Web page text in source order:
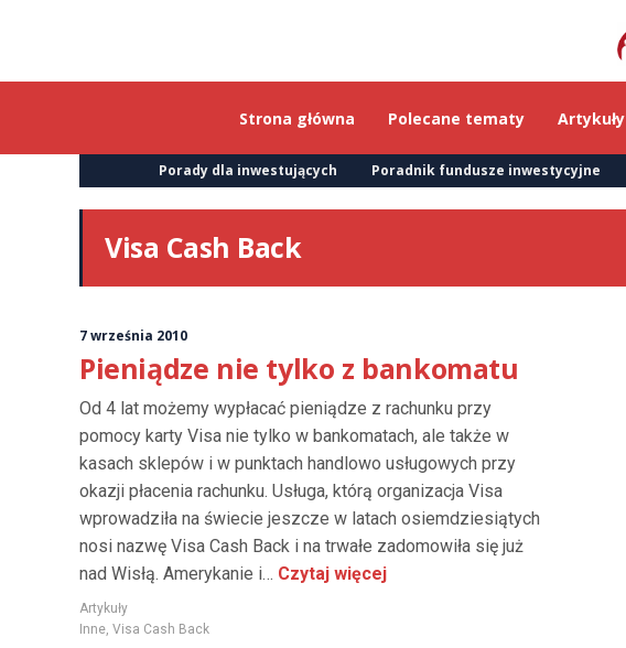
Strona główna Polecane tematy Artykuły
Porady dla inwestujących Poradnik fundusze inwestycyjne
Visa Cash Back
7 września 2010
Pieniądze nie tylko z bankomatu
Od 4 lat możemy wypłacać pieniądze z rachunku przy
pomocy karty Visa nie tylko w bankomatach, ale także w
kasach sklepów i w punktach handlowo usługowych przy
okazji płacenia rachunku. Usługa, którą organizacja Visa
wprowadziła na świecie jeszcze w latach osiemdziesiątych
nosi nazwę Visa Cash Back i na trwałe zadomowiła się już
nad Wisłą. Amerykanie i… Czytaj więcej
Artykuły
Inne, Visa Cash Back